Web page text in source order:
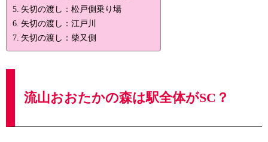
矢切の渡し：松戸側乗り場
矢切の渡し：江戸川
矢切の渡し：柴又側
流山おおたかの森は駅全体がSC？